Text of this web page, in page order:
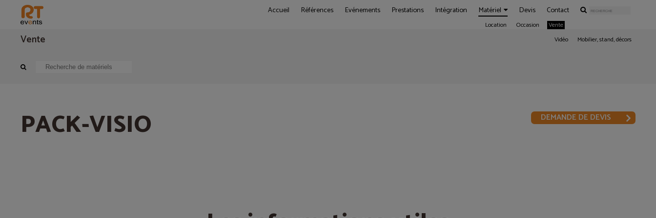
Accueil Références Evénements Prestations Intégration Matériel
Location Occasion Vente
Devis Contact
Vente Vidéo Mobilier, stand, décors
Nouveautés SOLUTIONS VISIO PLUG & START
PACK-VISIO DEMANDE DE DEVIS